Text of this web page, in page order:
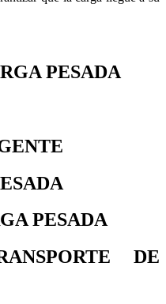
PESADA
PESADA
DE